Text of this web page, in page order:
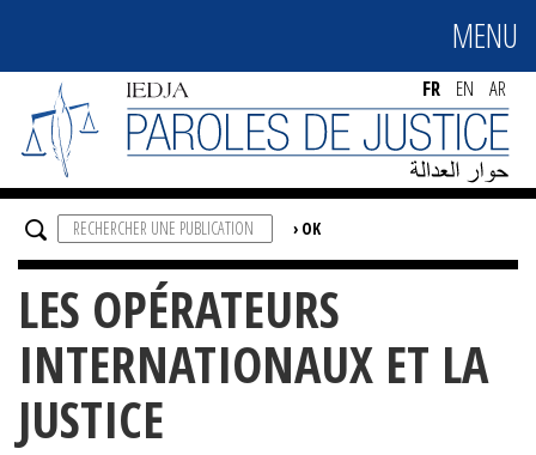
MENU
FR EN AR
LES OPÉRATEURS
INTERNATIONAUX ET LA
JUSTICE